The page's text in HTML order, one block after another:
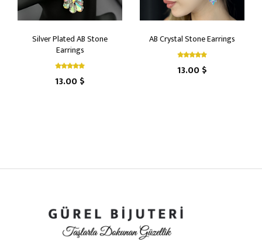
Silver Plated AB Stone
Earrings
13.00 $
AB Crystal Stone Earrings
13.00 $